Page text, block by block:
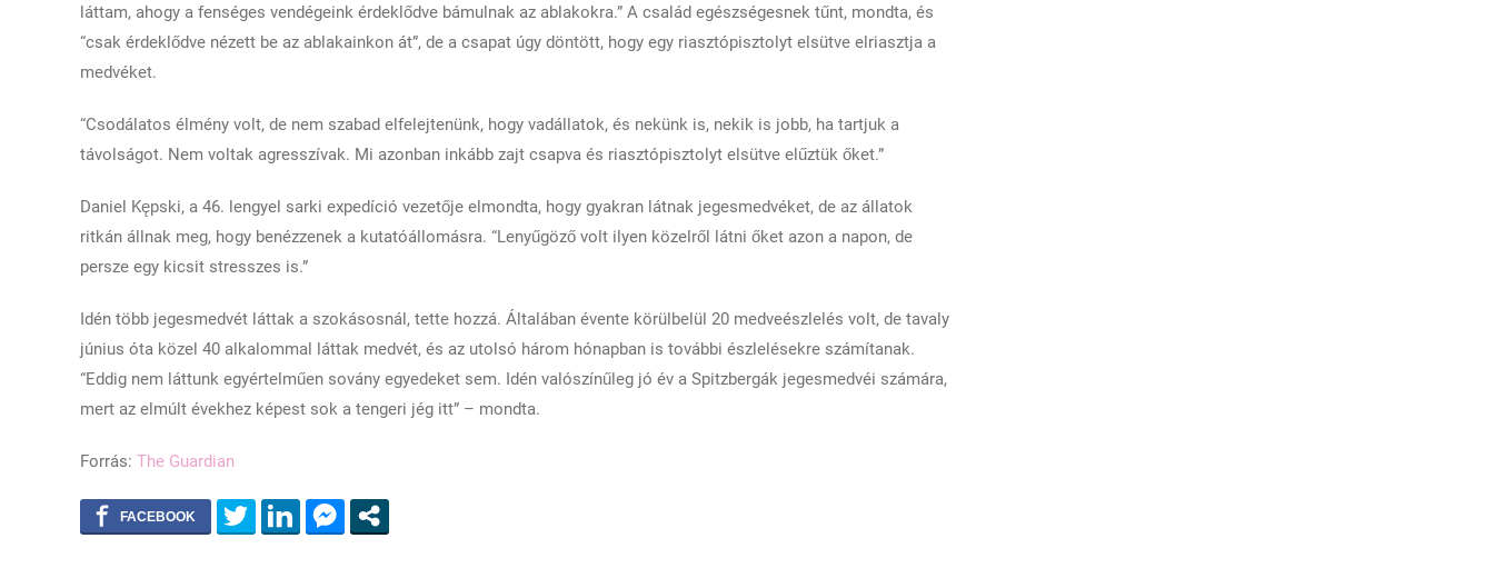
láttam, ahogy a fenséges vendégeink érdeklődve bámulnak az ablakokra.” A család egészségesnek tűnt, mondta, és
“csak érdeklődve nézett be az ablakainkon át”, de a csapat úgy döntött, hogy egy riasztópisztolyt elsütve elriasztja a
medvéket.
“Csodálatos élmény volt, de nem szabad elfelejtenünk, hogy vadállatok, és nekünk is, nekik is jobb, ha tartjuk a
távolságot. Nem voltak agresszívak. Mi azonban inkább zajt csapva és riasztópisztolyt elsütve elűztük őket.”
Daniel Kępski, a 46. lengyel sarki expedíció vezetője elmondta, hogy gyakran látnak jegesmedvéket, de az állatok
ritkán állnak meg, hogy benézzenek a kutatóállomásra. “Lenyűgöző volt ilyen közelről látni őket azon a napon, de
persze egy kicsit stresszes is.”
Idén több jegesmedvét láttak a szokásosnál, tette hozzá. Általában évente körülbelül 20 medveészlelés volt, de tavaly
június óta közel 40 alkalommal láttak medvét, és az utolsó három hónapban is további észlelésekre számítanak.
“Eddig nem láttunk egyértelműen sovány egyedeket sem. Idén valószínűleg jó év a Spitzbergák jegesmedvéi számára,
mert az elmúlt évekhez képest sok a tengeri jég itt” – mondta.
Forrás: The Guardian